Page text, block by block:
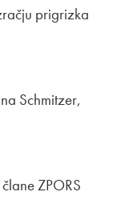
prigrizka
Schmitzer,
ZPORS